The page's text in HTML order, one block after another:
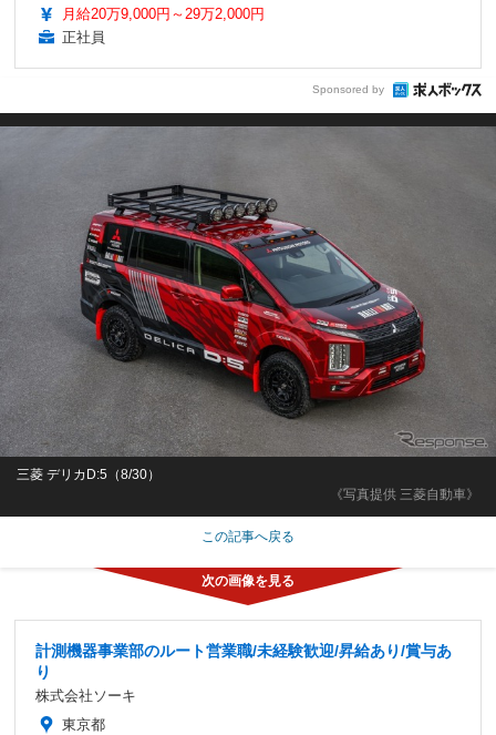
月給20万9,000円～29万2,000円
正社員
Sponsored by
《写真提供 三菱自動車》
三菱 デリカD:5（8/30）
この記事へ戻る
計測機器事業部のルート営業職/未経験歓迎/昇給あり/賞与あ
り
株式会社ソーキ
東京都